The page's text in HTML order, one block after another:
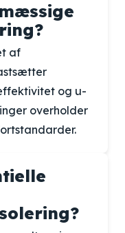
af
og u-
overholder